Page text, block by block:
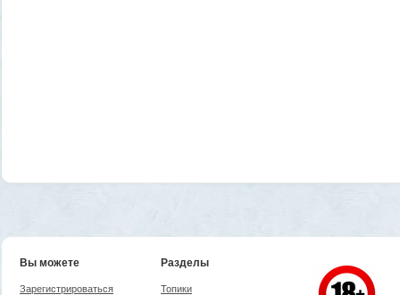
Вы можете
Зарегистрироваться
Разделы
Топики